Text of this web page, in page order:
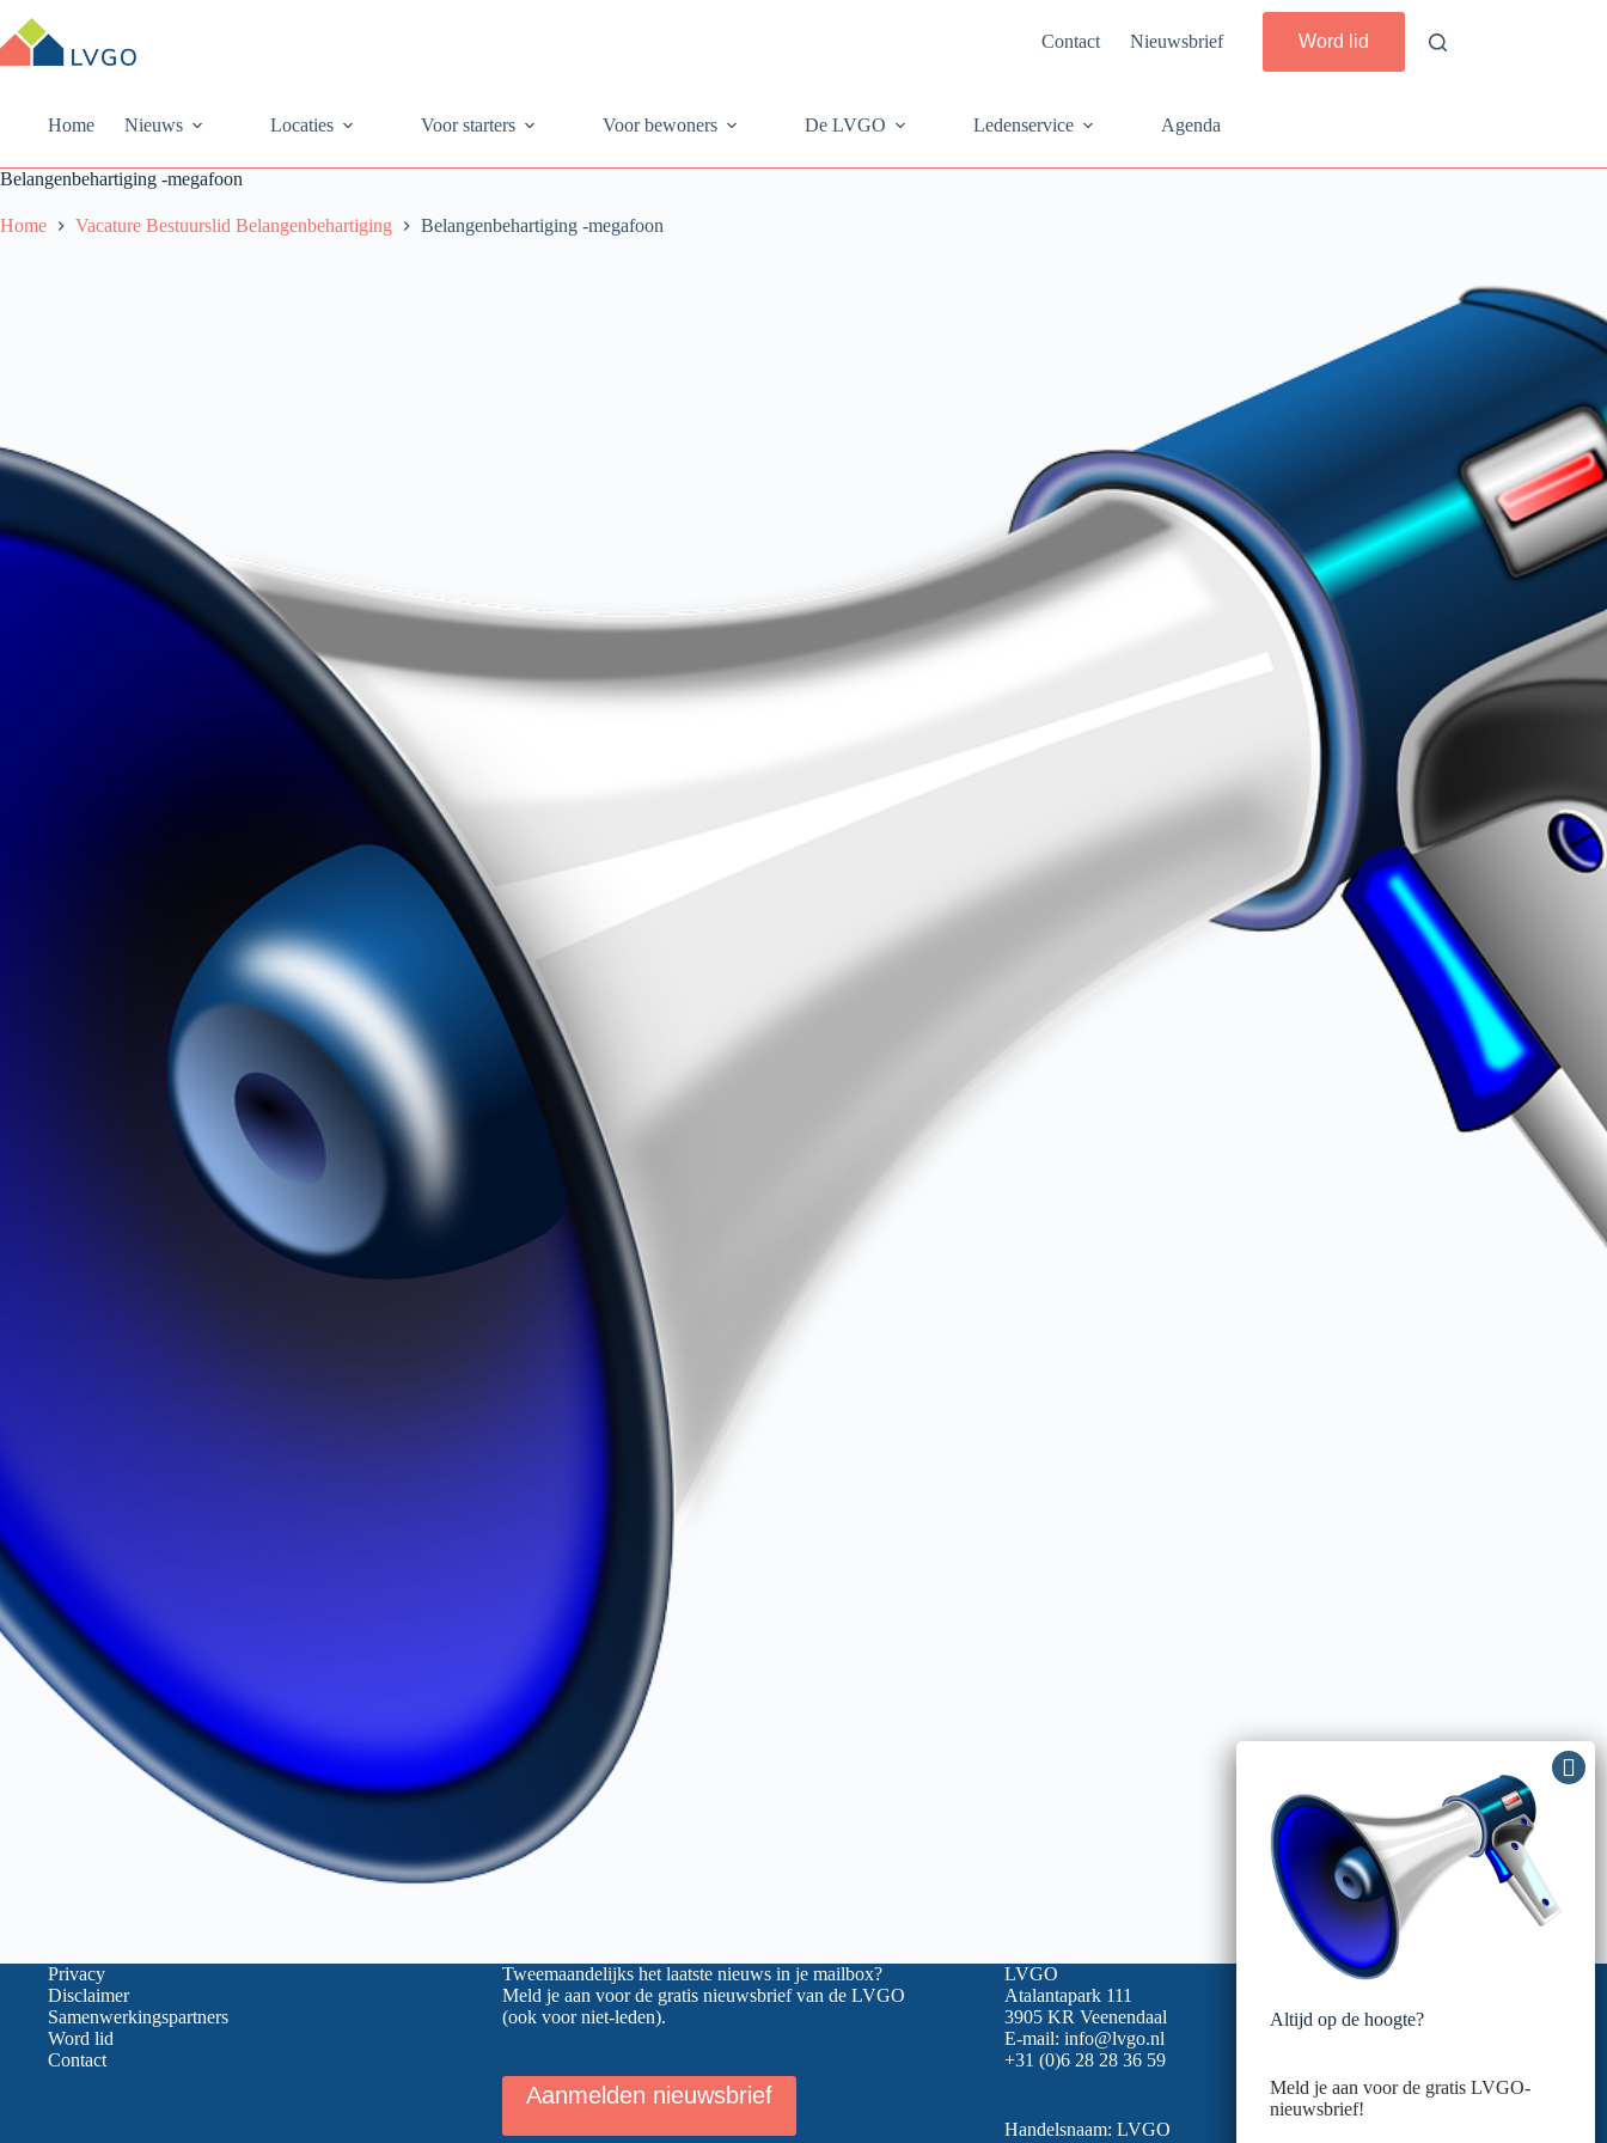
naar
de
Contact Nieuwsbrief Word lid
Home Nieuws Locaties Voor starters Voor bewoners De LVGO Ledenservice Agenda
Belangenbehartiging -megafoon
Home Vacature Bestuurslid Belangenbehartiging Belangenbehartiging -megafoon
Privacy
Disclaimer
Samenwerkingspartners
Word lid
Contact
Tweemaandelijks het laatste nieuws in je mailbox?
Meld je aan voor de gratis nieuwsbrief van de LVGO
(ook voor niet-leden).
Aanmelden nieuwsbrief
LVGO
Atalantapark 111
3905 KR Veenendaal
E-mail: info@lvgo.nl
+31 (0)6 28 28 36 59
Handelsnaam: LVGO
Altijd op de hoogte?
Meld je aan voor de gratis LVGO-
nieuwsbrief!